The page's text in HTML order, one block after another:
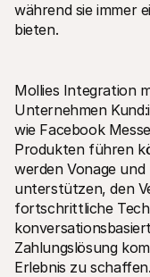
während sie immer
bieten.
Mollies Integration
Unternehmen
wie Facebook
Produkten führen
werden Vonage
unterstützen, den
fortschrittliche
Zahlungslösung
Erlebnis zu